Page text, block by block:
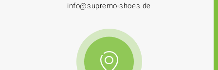
info@supremo-shoes.de